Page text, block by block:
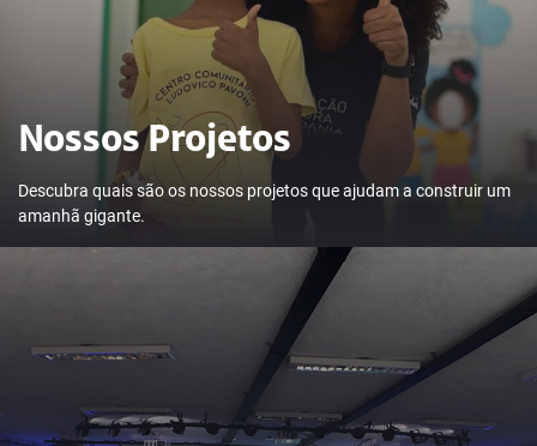
Nossos Projetos
Descubra quais são os nossos projetos que ajudam a construir um
amanhã gigante.